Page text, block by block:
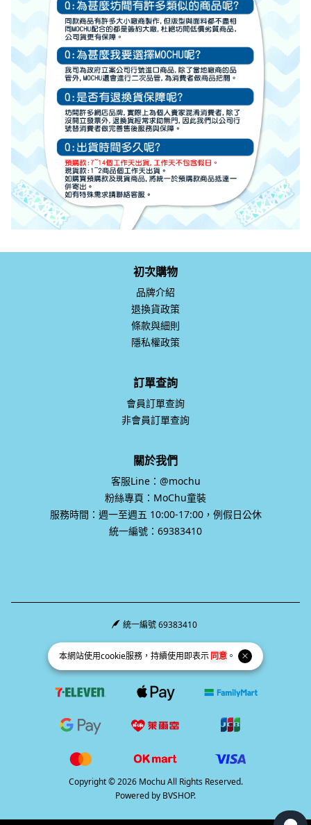
本網站使用cookie服務，持續使用即表示同意 。
初次購物
品牌介紹
退換貨政策
條款與細則
隱私權政策
訂單查詢
會員訂單查詢
非會員訂單查詢
關於我們
客服Line：@mochu
粉絲專頁：MoChu童裝
服務時間：週一至週五 10:00-17:00，例假日公休
統一編號：69383410
統一編號 69383410
Facebook page
Instagram page
Line page
Copyright © 2026 Mochu All Rights Reserved.
Powered by BVSHOP.